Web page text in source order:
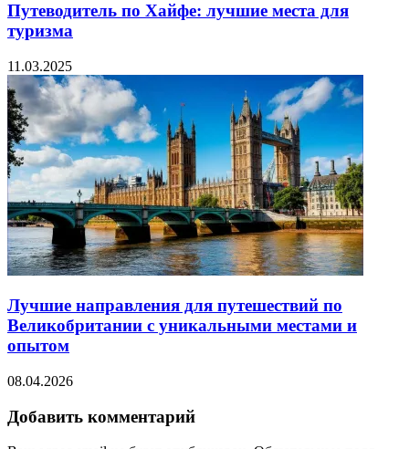
Путеводитель по Хайфе: лучшие места для
туризма
11.03.2025
Лучшие направления для путешествий по
Великобритании с уникальными местами и
опытом
08.04.2026
Добавить комментарий